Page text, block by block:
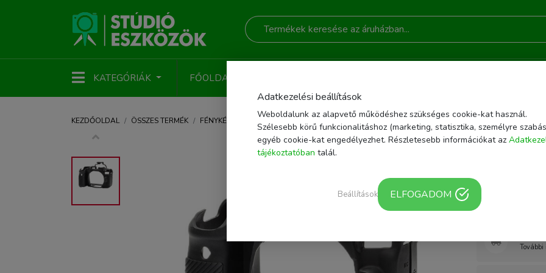
KATEGÓRIÁK FŐOLDAL
KEZDŐOLDAL ÖSSZES TERMÉK FÉNYKÉPEZŐ KIEGÉSZÍTŐK FÉNYKÉPEZŐGÉP TOK EASYCOVER CANON 90D FEKETE SZILIKON
Cikkszám:
szilikon
További
Adatkezelési beállítások
Weboldalunk az alapvető működéshez szükséges cookie-kat használ.
Szélesebb körű funkcionalitáshoz (marketing, statisztika, személyre
egyéb cookie-kat engedélyezhet. Részletesebb információkat az
tájékoztatóban talál.
Beállítások ELFOGADOM